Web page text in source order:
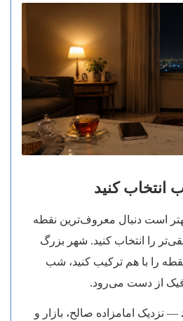
انتخاب کنید
است دنبال معروف‌ترین نقطه
را انتخاب کنید. شهر بزرگ
را با هم ترکیب کنید، شب
از دست می‌رود.
— نزدیک امامزاده صالح، بازار و